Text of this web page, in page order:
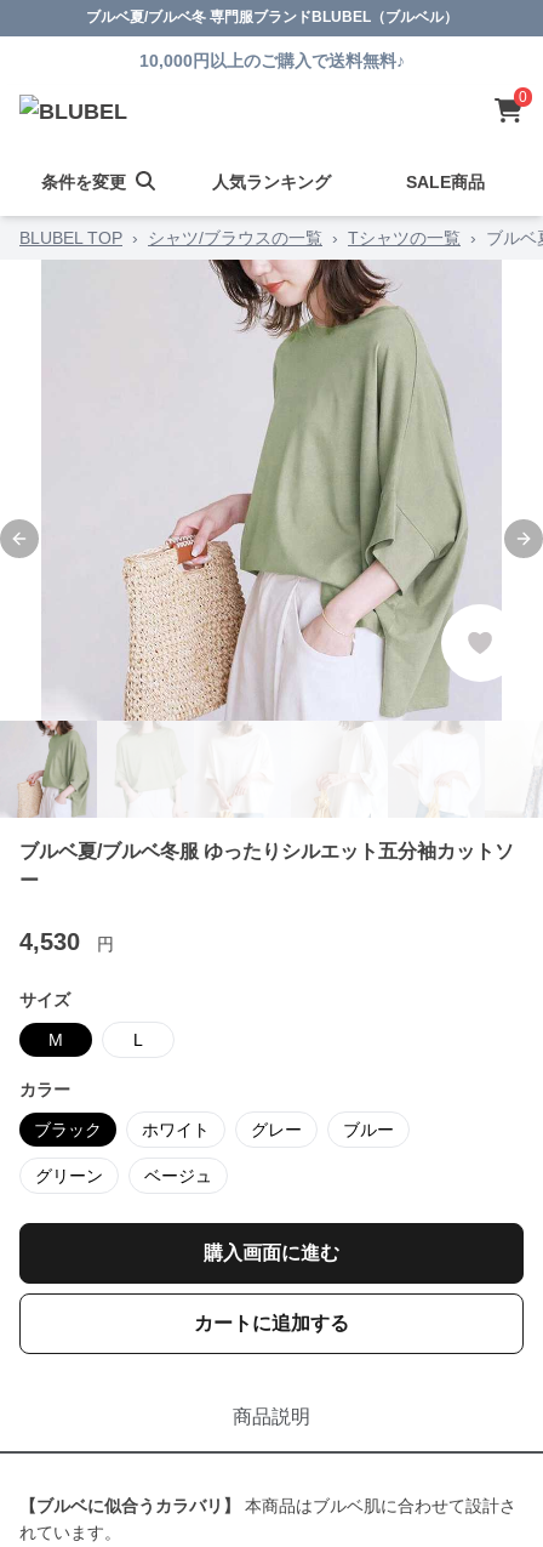
ブルベ夏/ブルベ冬 専門服ブランドBLUBEL（ブルベル）
10,000円以上のご購入で送料無料♪
0
条件を変更 人気ランキング SALE商品
BLUBEL TOP › シャツ/ブラウスの一覧 › Tシャツの一覧 › ブルベ
Previous slide
ブルベ夏/ブルベ冬服 ゆったりシルエット五分袖カットソ
ー
4,530 円
サイズ
M L
カラー
ブラック ホワイト グレー ブルー
グリーン ベージュ
購入画面に進む
カートに追加する
商品説明
【ブルベに似合うカラバリ】
本商品はブルベ肌に合わせて設計さ
れています。